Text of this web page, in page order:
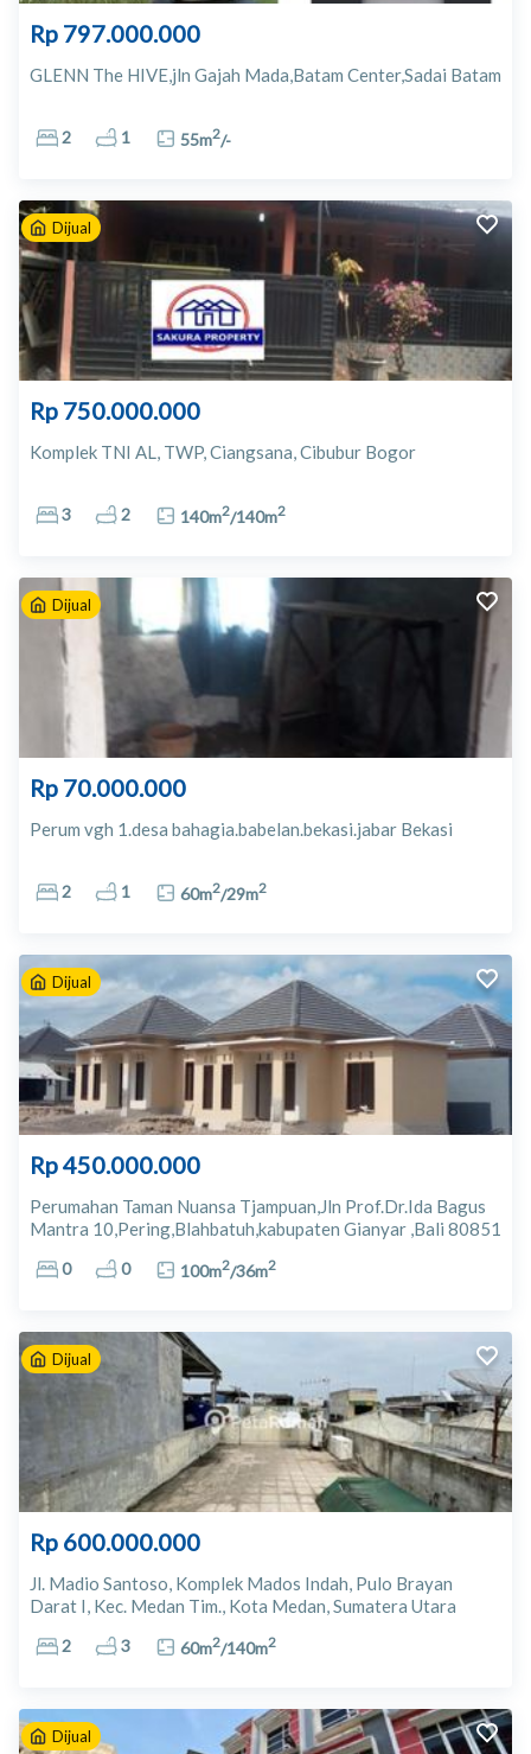
Rp 797.000.000
GLENN The HIVE,jln Gajah Mada,Batam Center,Sadai Batam
2 1 55m2/-
Dijual
Rp 750.000.000
Komplek TNI AL, TWP, Ciangsana, Cibubur Bogor
3 2 140m2/140m2
Dijual
Rp 70.000.000
Perum vgh 1.desa bahagia.babelan.bekasi.jabar Bekasi
2 1 60m2/29m2
Dijual
Rp 450.000.000
Perumahan Taman Nuansa Tjampuan,Jln Prof.Dr.Ida Bagus
Mantra 10,Pering,Blahbatuh,kabupaten Gianyar ,Bali 80851
0 0 100m2/36m2
Dijual
Rp 600.000.000
Jl. Madio Santoso, Komplek Mados Indah, Pulo Brayan
Darat I, Kec. Medan Tim., Kota Medan, Sumatera Utara
2 3 60m2/140m2
Dijual